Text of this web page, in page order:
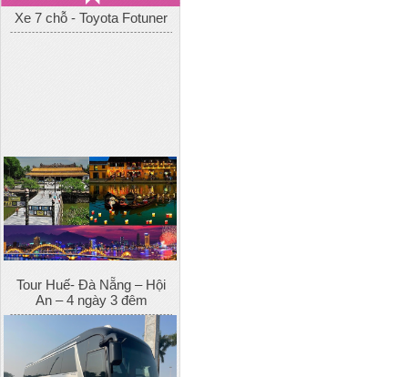
Tour Huế- Đà Nẵng – Hội
An – 4 ngày 3 đêm